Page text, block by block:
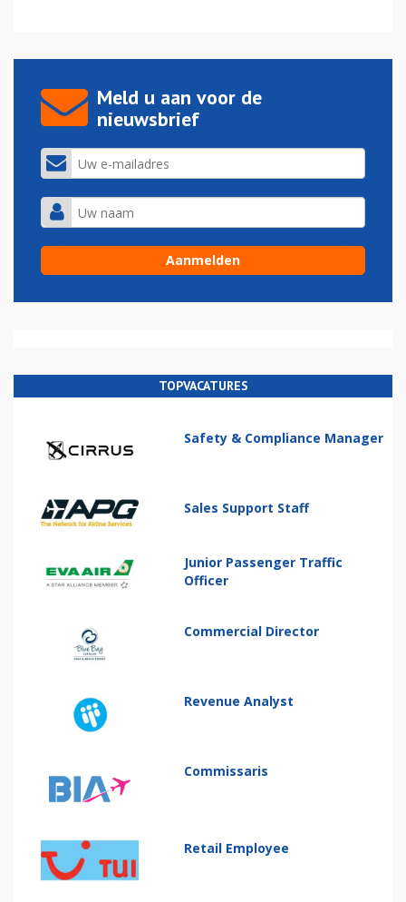
Meld u aan voor de
nieuwsbrief
TOPVACATURES
Safety & Compliance Manager
Sales Support Staff
Junior Passenger Traffic
Officer
Commercial Director
Revenue Analyst
Commissaris
Retail Employee